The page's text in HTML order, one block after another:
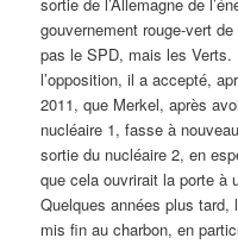
gouvernement rouge-vert
pas le SPD, mais les
l’opposition, il a accepté,
2011, que Merkel, après
nucléaire 1, fasse à
sortie du nucléaire 2, en
que cela ouvrirait la porte à
Quelques années plus tard,
mis fin au charbon, en